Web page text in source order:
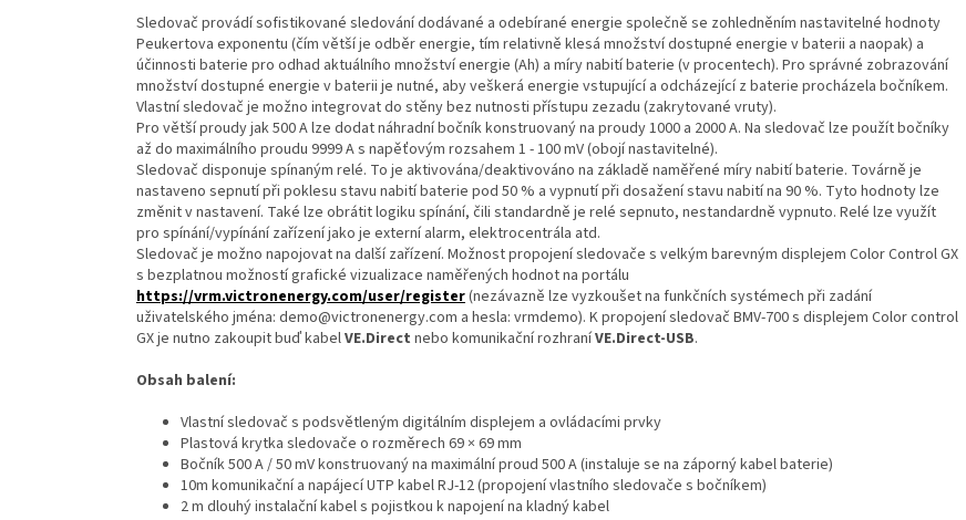
Sledovač provádí sofistikované sledování dodávané a odebírané energie společně se zohledněním nastavitelné hodnoty
Peukertova exponentu (čím větší je odběr energie, tím relativně klesá množství dostupné energie v baterii a naopak) a
účinnosti baterie pro odhad aktuálního množství energie (Ah) a míry nabití baterie (v procentech). Pro správné zobrazování
množství dostupné energie v baterii je nutné, aby veškerá energie vstupující a odcházející z baterie procházela bočníkem.
Vlastní sledovač je možno integrovat do stěny bez nutnosti přístupu zezadu (zakrytované vruty).
Pro větší proudy jak 500 A lze dodat náhradní bočník konstruovaný na proudy 1000 a 2000 A. Na sledovač lze použít bočníky
až do maximálního proudu 9999 A s napěťovým rozsahem 1 - 100 mV (obojí nastavitelné).
Sledovač disponuje spínaným relé. To je aktivována/deaktivováno na základě naměřené míry nabití baterie. Továrně je
nastaveno sepnutí při poklesu stavu nabití baterie pod 50 % a vypnutí při dosažení stavu nabití na 90 %. Tyto hodnoty lze
změnit v nastavení. Také lze obrátit logiku spínání, čili standardně je relé sepnuto, nestandardně vypnuto. Relé lze využít
pro spínání/vypínání zařízení jako je externí alarm, elektrocentrála atd.
Sledovač je možno napojovat na další zařízení. Možnost propojení sledovače s velkým barevným displejem Color Control GX
s bezplatnou možností grafické vizualizace naměřených hodnot na portálu
https://vrm.victronenergy.com/user/register(nezávazně lze vyzkoušet na funkčních systémech při zadání
uživatelského jména: demo@victronenergy.com a hesla: vrmdemo). K propojení sledovač BMV-700 s displejem Color control
GX je nutno zakoupit buď kabelVE.Direct nebo komunikační rozhraníVE.Direct-USB.
Obsah balení:
Vlastní sledovač s podsvětleným digitálním displejem a ovládacími prvky
Plastová krytka sledovače o rozměrech 69 × 69 mm
Bočník 500 A / 50 mV konstruovaný na maximální proud 500 A (instaluje se na záporný kabel baterie)
10m komunikační a napájecí UTP kabel RJ-12 (propojení vlastního sledovače s bočníkem)
2 m dlouhý instalační kabel s pojistkou k napojení na kladný kabel